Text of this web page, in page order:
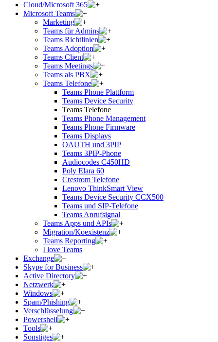
Cloud/Microsoft 365
Microsoft Teams
Marketing
Teams für Admins
Teams Richtlinien
Teams Adoption
Teams Client
Teams Meetings
Teams als PBX
Teams Telefone
Teams Phone Plattform
Teams Device Security
Teams Telefone
Teams Phone Management
Teams Phone Firmware
Teams Displays
OAUTH und 3PIP
Teams 3PIP-Phone
Audiocodes C450HD
Poly Elara 60
Crestrom Telefone
Lenovo ThinkSmart View
Teams Device Security CCX500
Teams und SIP-Telefone
Teams Anrufsignal
Teams Apps und APIs
Migration/Koexistenz
Teams Reporting
I love Teams
Exchange
Skype for Business
Active Directory
Netzwerk
Windows
Spam/Phishing
Verschlüsselung
Powershell
Tools
Sonstiges